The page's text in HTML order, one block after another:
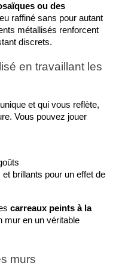
ou des
raffiné sans pour autant
métallisés renforcent
discrets.
en travaillant les
et qui vous reflète,
Vous pouvez jouer
brillants pour un effet de
carreaux peints à la
mur en un véritable
murs